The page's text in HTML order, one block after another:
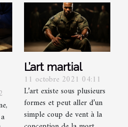
L’art martial
11 octobre 2021 04:11
L’art existe sous plusieurs
formes et peut aller d’un
simple coup de vent à la